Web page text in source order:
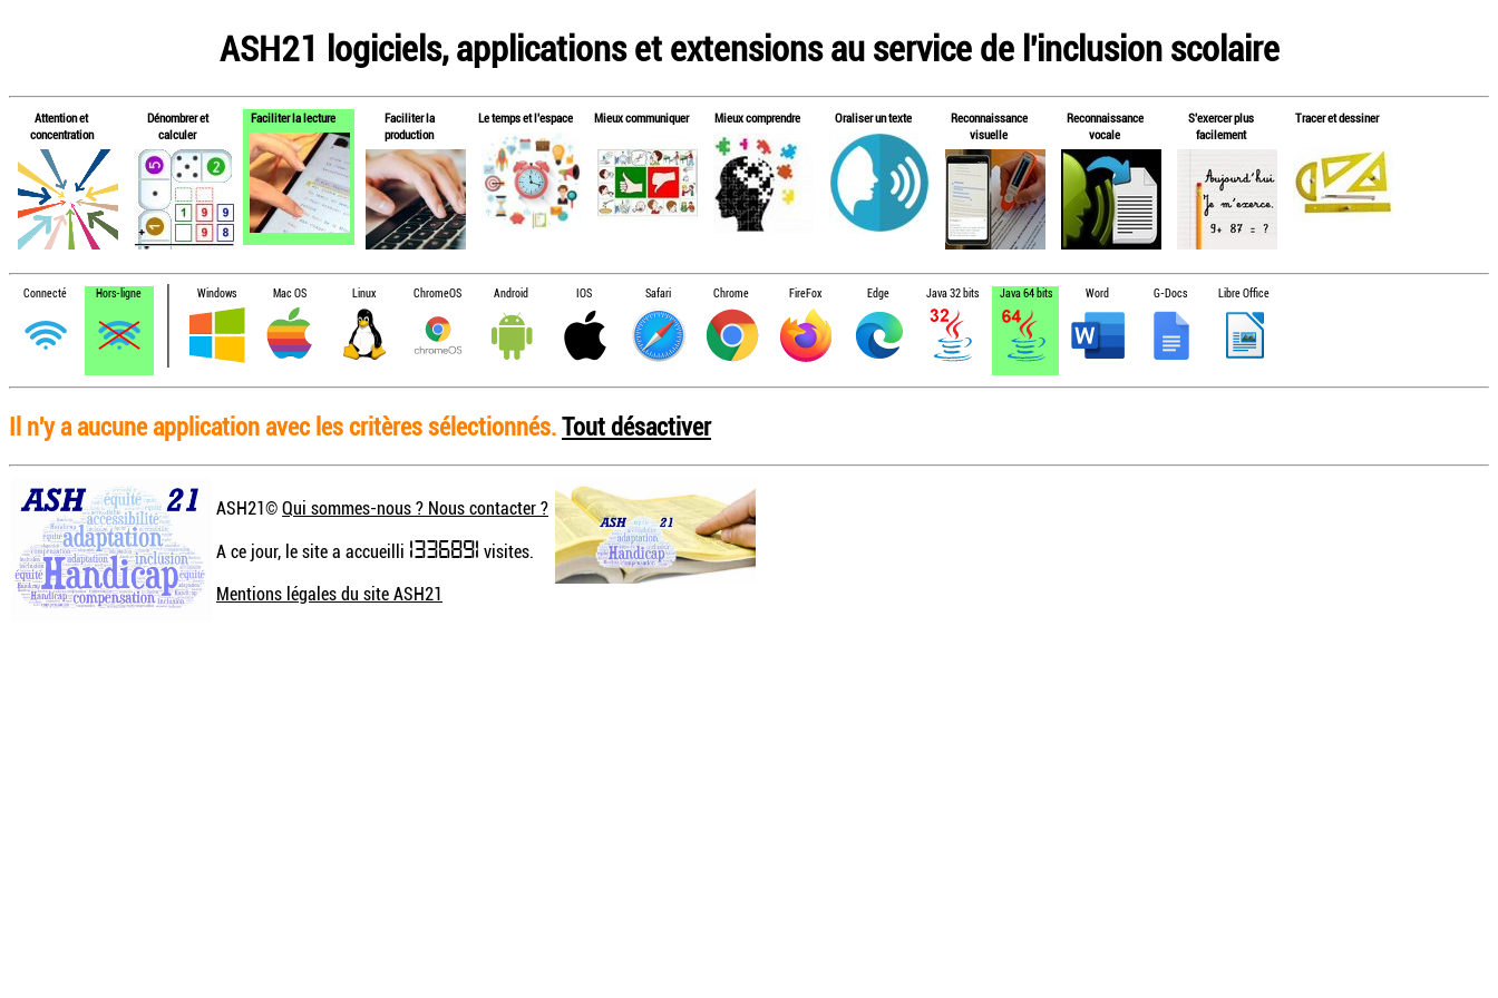
ASH21 logiciels, applications et extensions au service de l'inclusion scolaire
Attention et
concentration
Dénombrer et
calculer
Faciliter la lecture
Faciliter la
production
Le temps et l'espace Mieux communiquer Mieux comprendre Oraliser un texte
Reconnaissance
visuelle
Reconnaissance
vocale
S'exercer plus
facilement
Tracer et dessiner
Connecté Hors-ligne Windows Mac OS Linux ChromeOS Android IOS Safari Chrome FireFox Edge Java 32 bits Java 64 bits Word G-Docs Libre Office
Il n'y a aucune application avec les critères sélectionnés.Tout désactiver
ASH21©Qui sommes-nous ? Nous contacter ?
A ce jour, le site a accueilli 1336891 visites.
Mentions légales du site ASH21